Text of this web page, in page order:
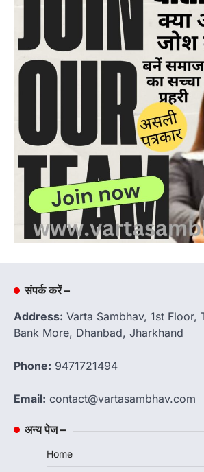
संपर्क करें –
Address: Varta Sambhav, 1st Floor,
Bank More, Dhanbad, Jharkhand
Phone: 9471721494
Email: contact@vartasambhav.com
अन्य पेज –
Home